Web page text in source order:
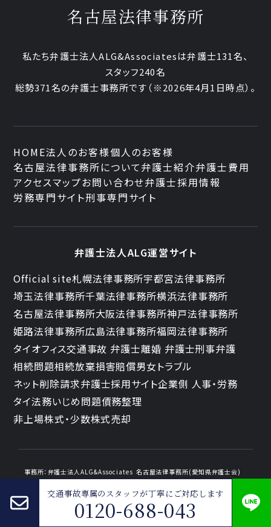
交通事故専属のスタッフが丁寧にご対応します
0120-688-043
名古屋法律事務所
私たち弁護士法人ALG&Associatesは弁護士131名、
スタッフ240名
総勢371名の弁護士事務所です （※2026年4月1日時点）。
HOME法人のお客様個人のお客様
名古屋法律事務所について弁護士紹介弁護士費用
アクセスマップお問い合わせ弁護士採用情報
労務専門サイト刑事専門サイト
弁護士法人ALG運営サイト
Official site札幌法律事務所宇都宮法律事務所
埼玉法律事務所千葉法律事務所横浜法律事務所
名古屋法律事務所大阪法律事務所神戸法律事務所
姫路法律事務所広島法律事務所福岡法律事務所
タイオフィス交通事故 弁護士離婚 弁護士刑事弁護
相続問題相続放棄損害賠償男女トラブル
ネット削除請求弁護士採用サイト企業側 人事・労務
タイ法務いじめ問題債務整理
非上場株式・少数株式売却
事務所： 弁護士法人ALG&Associates 名古屋法律事務所(愛知県弁護士会)
〒460-0003
愛知県名古屋市中区錦１丁目4-6
4F・10F大樹生命名古屋ビル
052-209-5888